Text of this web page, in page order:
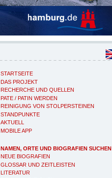
STARTSEITE
DAS PROJEKT
RECHERCHE UND QUELLEN
PATE / PATIN WERDEN
REINIGUNG VON STOLPERSTEINEN
STANDPUNKTE
AKTUELL
MOBILE APP
NAMEN, ORTE UND BIOGRAFIEN SUCHEN
NEUE BIOGRAFIEN
GLOSSAR UND ZEITLEISTEN
LITERATUR